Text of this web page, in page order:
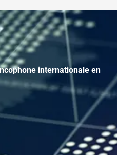
internationale en